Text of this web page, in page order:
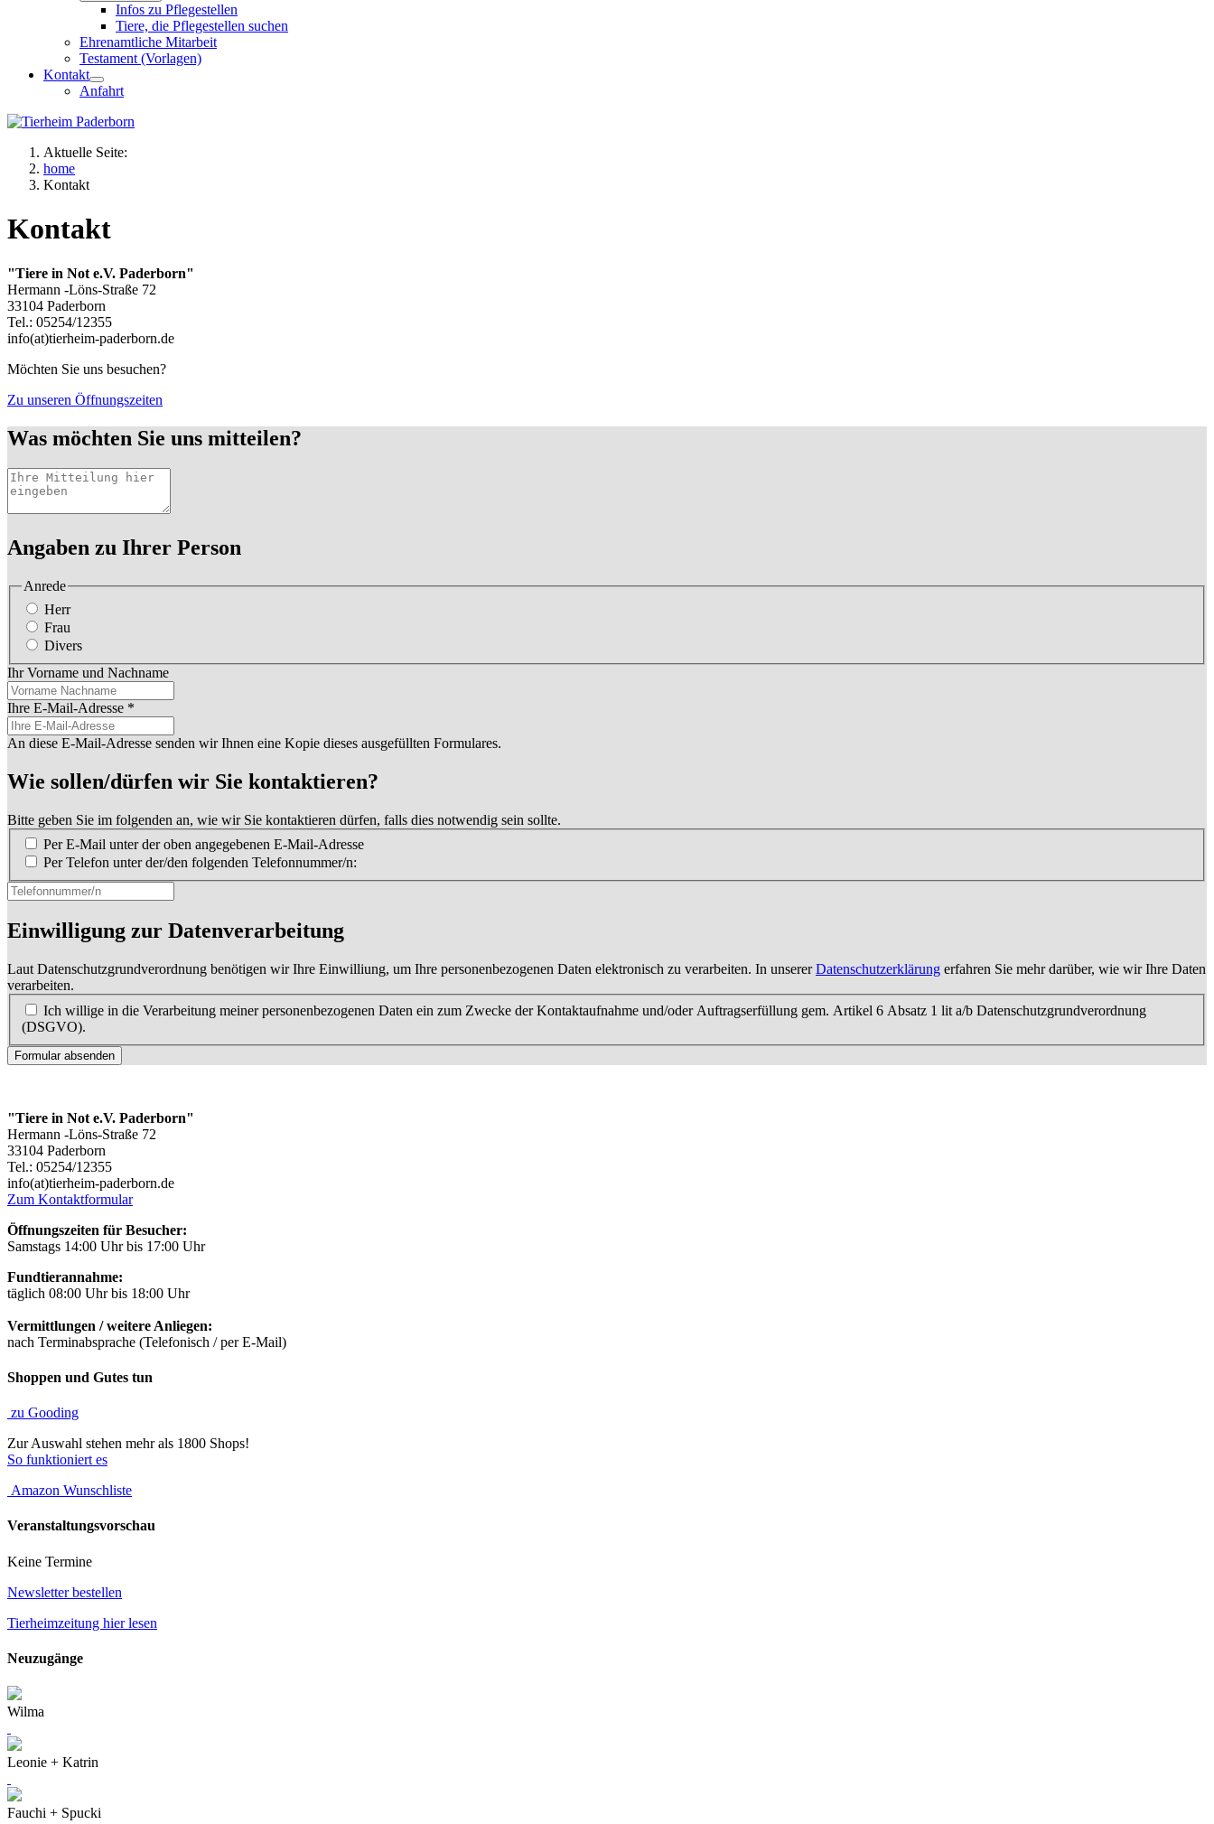
Infos zu Pflegestellen
Tiere, die Pflegestellen suchen
Ehrenamtliche Mitarbeit
Testament (Vorlagen)
Kontakt
Anfahrt
Aktuelle Seite:
home
Kontakt
Kontakt
"Tiere in Not e.V. Paderborn"
Hermann -Löns-Straße 72
33104 Paderborn
Tel.: 05254/12355
info(at)tierheim-paderborn.de
Möchten Sie uns besuchen?
Zu unseren Öffnungszeiten
Was möchten Sie uns mitteilen?
Angaben zu Ihrer Person
Anrede
Herr
Frau
Divers
Ihr Vorname und Nachname
Ihre E-Mail-Adresse *
An diese E-Mail-Adresse senden wir Ihnen eine Kopie dieses ausgefüllten Formulares.
Wie sollen/dürfen wir Sie kontaktieren?
Bitte geben Sie im folgenden an, wie wir Sie kontaktieren dürfen, falls dies notwendig sein sollte.
Per E-Mail unter der oben angegebenen E-Mail-Adresse
Per Telefon unter der/den folgenden Telefonnummer/n:
Einwilligung zur Datenverarbeitung
Laut Datenschutzgrundverordnung benötigen wir Ihre Einwilliung, um Ihre personenbezogenen Daten elektronisch zu verarbeiten. In unsererDatenschutzerklärung erfahren Sie mehr darüber, wie wir Ihre Daten
verarbeiten.
Ich willige in die Verarbeitung meiner personenbezogenen Daten ein zum Zwecke der Kontaktaufnahme und/oder Auftragserfüllung gem. Artikel 6 Absatz 1 lit a/b Datenschutzgrundverordnung
(DSGVO).
Formular absenden
"Tiere in Not e.V. Paderborn"
Hermann -Löns-Straße 72
33104 Paderborn
Tel.: 05254/12355
info(at)tierheim-paderborn.de
Zum Kontaktformular
Öffnungszeiten für Besucher:
Samstags 14:00 Uhr bis 17:00 Uhr
Fundtierannahme:
täglich 08:00 Uhr bis 18:00 Uhr
Vermittlungen / weitere Anliegen:
nach Terminabsprache (Telefonisch / per E-Mail)
Shoppen und Gutes tun
zu Gooding
Zur Auswahl stehen mehr als 1800 Shops!
So funktioniert es
Amazon Wunschliste
Veranstaltungsvorschau
Keine Termine
Newsletter bestellen
Tierheimzeitung hier lesen
Neuzugänge
Wilma
Leonie + Katrin
Fauchi + Spucki